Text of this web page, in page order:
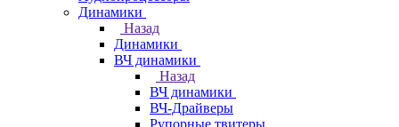
Динамики
Назад
Динамики
ВЧ динамики
Назад
ВЧ динамики
ВЧ-Драйверы
Рупорные твитеры